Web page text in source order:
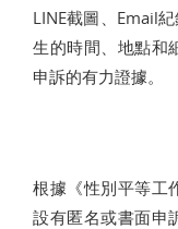
LINE截圖、Email
生的時間、地點和
申訴的有力證據。
根據《性別平等工
設有匿名或書面申